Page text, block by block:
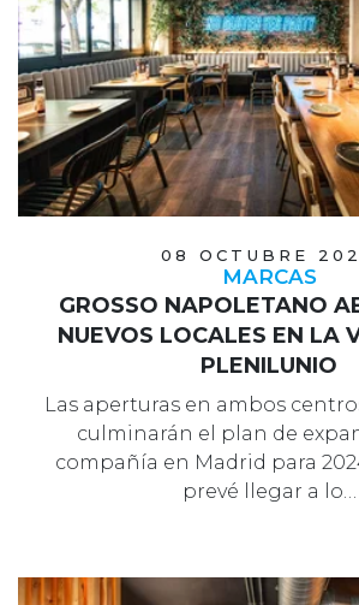
08 OCTUBRE
MARCAS
GROSSO NAPOLETANO
NUEVOS LOCALES EN LA
PLENILUNIO
Las aperturas en ambos
culminarán el plan de
compañía en Madrid para
prevé llegar a lo…